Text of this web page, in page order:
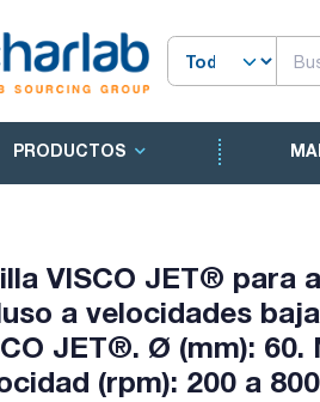
PRODUCTOS
VISCO JET® para
a velocidades
JET®. Ø (mm): 60.
(rpm): 200 a